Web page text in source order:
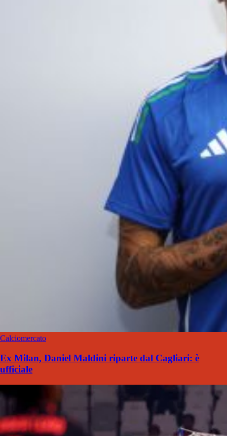
Calciomercato
Ex Milan, Daniel Maldini riparte dal Cagliari: è
ufficiale